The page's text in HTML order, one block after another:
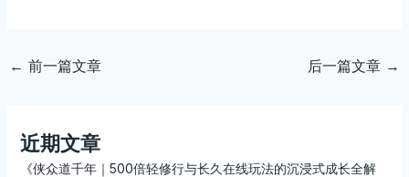
← 前一篇文章 后一篇文章 →
近期文章
《侠众道千年｜500倍轻修行与长久在线玩法的沉浸式成长全解